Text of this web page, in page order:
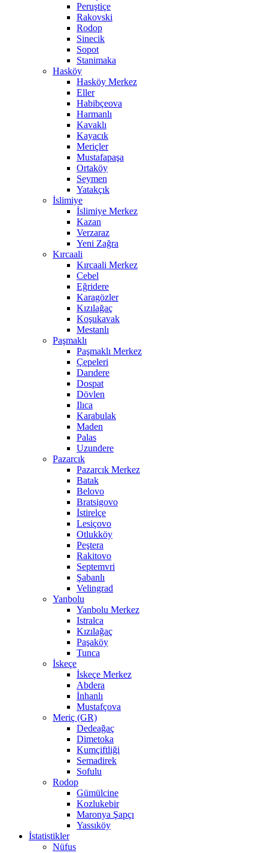
Peruştiçe
Rakovski
Rodop
Sinecik
Sopot
Stanimaka
Hasköy
Hasköy Merkez
Eller
Habibçeova
Harmanlı
Kavaklı
Kayacık
Meriçler
Mustafapaşa
Ortaköy
Seymen
Yatakçık
İslimiye
İslimiye Merkez
Kazan
Verzaraz
Yeni Zağra
Kırcaali
Kırcaali Merkez
Cebel
Eğridere
Karagözler
Kızılağaç
Koşukavak
Mestanlı
Paşmaklı
Paşmaklı Merkez
Çepeleri
Darıdere
Dospat
Dövlen
Ilıca
Karabulak
Maden
Palas
Uzundere
Pazarcık
Pazarcık Merkez
Batak
Belovo
Bratsigovo
İstirelçe
Lesiçovo
Otlukköy
Peştera
Rakitovo
Septemvri
Şabanlı
Velingrad
Yanbolu
Yanbolu Merkez
Istralca
Kızılağaç
Paşaköy
Tunca
İskeçe
İskeçe Merkez
Abdera
İnhanlı
Mustafçova
Meriç (GR)
Dedeağaç
Dimetoka
Kumçiftliği
Semadirek
Sofulu
Rodop
Gümülcine
Kozlukebir
Maronya Şapçı
Yassıköy
İstatistikler
Nüfus